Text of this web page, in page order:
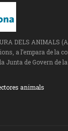
DELS
a l’empara de la
de Govern de
animals